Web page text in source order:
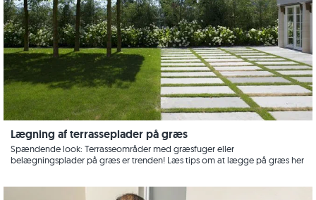
Panorama tour
Pool
Terrasse
Trappe
Videoer
Vægdesign
Marmor
Natursten
Kvarsit
Sandsten
Skifer
Terrasseplader
Videoer
Lægning af terrasseplader på græs
Spændende look: Terrasseområder med græsfuger eller
belægningsplader på græs er trenden! Læs tips om at lægge på græs her